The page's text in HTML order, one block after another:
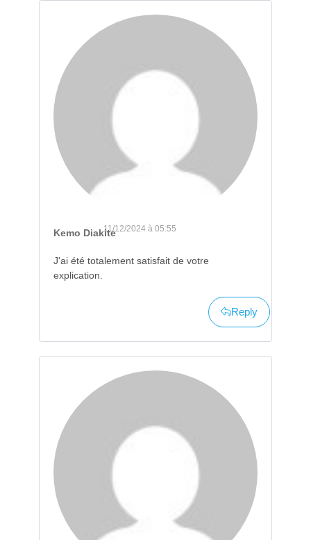
Kemo Diakite11/12/2024 à 05:55
J'ai été totalement satisfait de votre
explication.
Reply